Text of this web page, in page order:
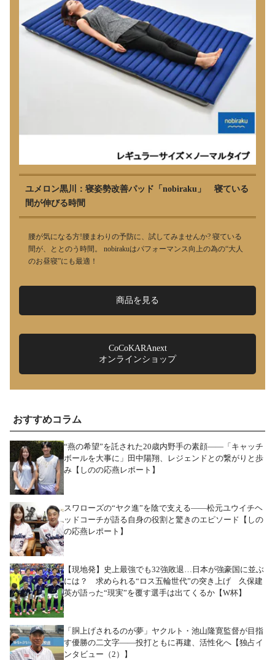
ユメロン黒川：寝姿勢改善パッド「nobiraku」 寝ている
間が伸びる時間
腰が気になる方!腰まわりの予防に、試してみませんか? 寝ている
間が、ととのう時間。 nobirakuはパフォーマンス向上の為の“大人
のお昼寝”にも最適！
商品を見る
CoCoKARAnext
オンラインショップ
おすすめコラム
“燕の希望”を託された20歳内野手の素顔――「キャッチ
ボールを大事に」田中陽翔、レジェンドとの繋がりと歩
み【しのの応燕レポート】
スワローズの“ヤク進”を陰で支える――松元ユウイチヘ
ッドコーチが語る自身の役割と驚きのエピソード【しの
の応燕レポート】
【現地発】史上最強でも32強敗退…日本が強豪国に並ぶ
には？ 求められる“ロス五輪世代”の突き上げ 久保建
英が語った“現実”を覆す選手は出てくるか【W杯】
「胴上げされるのが夢」ヤクルト・池山隆寛監督が目指
す優勝の二文字――投打ともに再建、活性化へ【独占イ
ンタビュー（2）】